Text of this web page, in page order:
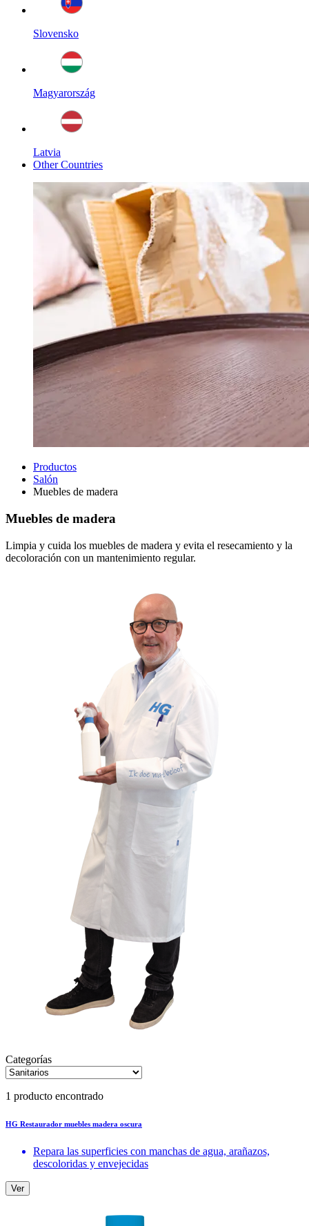
Slovensko
Magyarország
Latvia
Other Countries
Productos
Salón
Muebles de madera
Muebles de madera
Limpia y cuida los muebles de madera y evita el resecamiento y la
decoloración con un mantenimiento regular.
Categorías
1 producto encontrado
HG Restaurador muebles madera oscura
Repara las superficies con manchas de agua, arañazos,
descoloridas y envejecidas
Ver